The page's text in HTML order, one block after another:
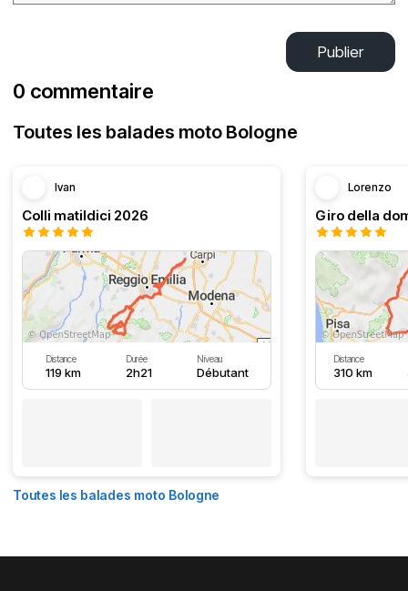
Publier
0 commentaire
Toutes les balades moto Bologne
Ivan
Colli matildici 2026
Distance
119 km
Durée
2h21
Niveau
Débutant
Lorenzo
Distance
310 km
Toutes les balades moto Bologne